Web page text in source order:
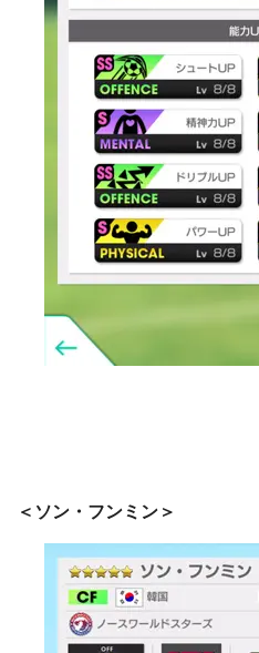
＜ソン・フンミン＞